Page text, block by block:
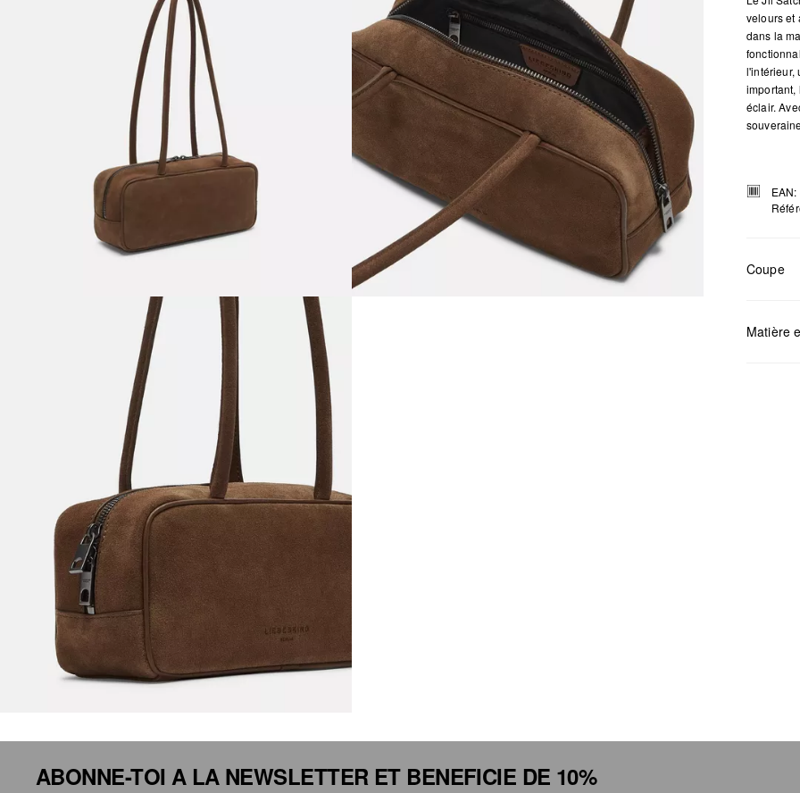
velours et
dans la
l'intérieur,
important,
éclair.
Coupe
Matière
ABONNE-TOI A LA NEWSLETTER ET BENEFICIE DE 10%